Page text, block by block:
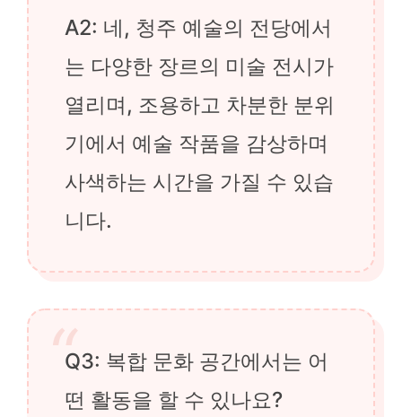
A2: 네, 청주 예술의 전당에서
는 다양한 장르의 미술 전시가
열리며, 조용하고 차분한 분위
기에서 예술 작품을 감상하며
사색하는 시간을 가질 수 있습
니다.
Q3: 복합 문화 공간에서는 어
떤 활동을 할 수 있나요?